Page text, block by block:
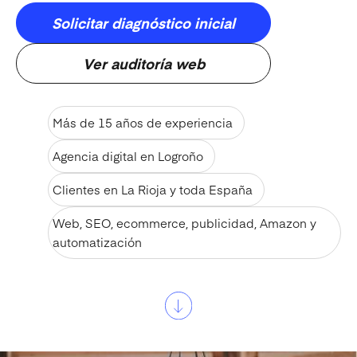
Solicitar diagnóstico inicial
Ver auditoría web
Más de 15 años de experiencia
Agencia digital en Logroño
Clientes en La Rioja y toda España
Web, SEO, ecommerce, publicidad, Amazon y
automatización